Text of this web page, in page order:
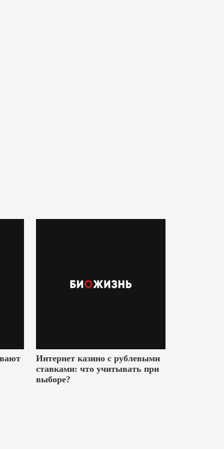
Интернет казино с рублевыми
ставками: что учитывать при
выборе?